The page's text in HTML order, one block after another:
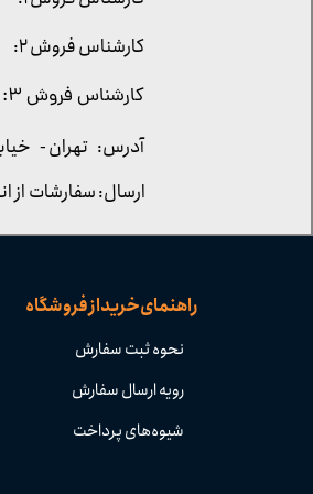
راهنمای خرید از فروشگاه
نحوه ثبت سفارش
رویه ارسال سفارش
شیوه‌های پرداخت
کارشناس فروش ۳:
آدرس: تهران -
کارشناس فروش ۲:
ارسال: سفارشات از